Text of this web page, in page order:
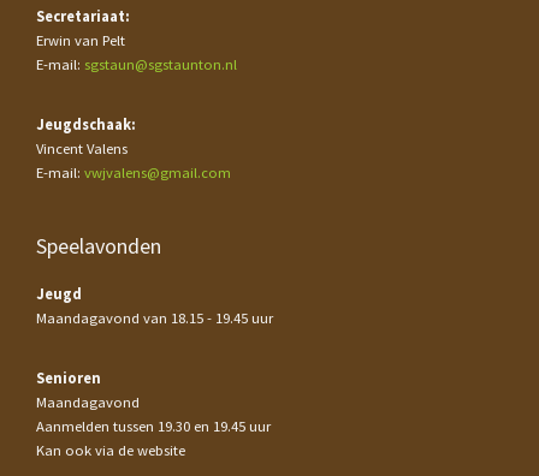
Secretariaat:
Erwin van Pelt
E-mail: sgstaun@sgstaunton.nl
Jeugdschaak:
Vincent Valens
E-mail: vwjvalens@gmail.com
Speelavonden
Jeugd
Maandagavond van 18.15 - 19.45 uur
Senioren
Maandagavond
Aanmelden tussen 19.30 en 19.45 uur
Kan ook via de website